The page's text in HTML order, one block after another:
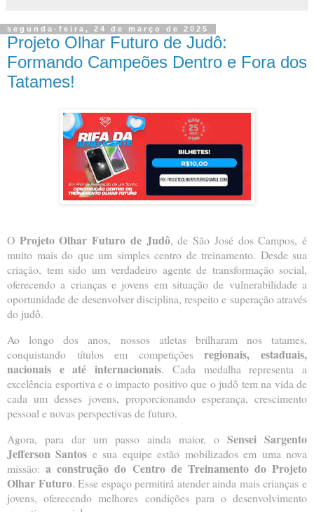
segunda-feira, 24 de março de 2025
Projeto Olhar Futuro de Judô:
Formando Campeões Dentro e Fora dos
Tatames!
O Projeto Olhar Futuro de Judô, de São José dos Campos, é
muito mais do que um simples centro de treinamento. Desde sua
criação, tem sido um verdadeiro agente de transformação social,
oferecendo a crianças e jovens em situação de vulnerabilidade a
oportunidade de desenvolver disciplina, respeito e superação através
do judô.
Ao longo dos anos, nossos atletas brilharam nos tatames,
conquistando títulos em competiçõesregionais, estaduais,
nacionais e até internacionais. Cada medalha representa a
excelência esportiva e o impacto positivo que o judô tem na vida de
cada um desses jovens, proporcionando esperança, crescimento
pessoal e novas perspectivas de futuro.
Agora, para dar um passo ainda maior, o Sensei Sargento
Jefferson Santos e sua equipe estão mobilizados em uma nova
missão:a construção do Centro de Treinamento do Projeto
Olhar Futuro. Esse espaço permitirá atender ainda mais crianças e
jovens, oferecendo melhores condições para o desenvolvimento